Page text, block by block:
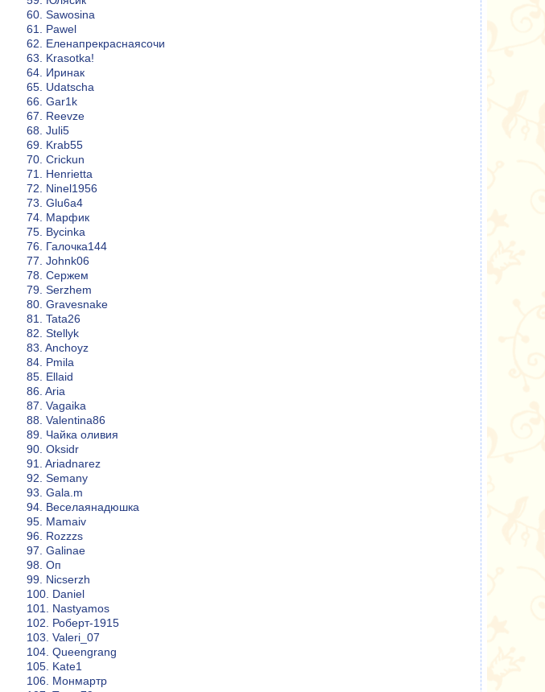
60. Sawosina
61. Pawel
62. Еленапрекраснаясочи
63. Krasotka!
64. Иринак
65. Udatscha
66. Gar1k
67. Reevze
68. Juli5
69. Krab55
70. Crickun
71. Henrietta
72. Ninel1956
73. Glu6a4
74. Марфик
75. Bycinka
76. Галочка144
77. Johnk06
78. Сержем
79. Serzhem
80. Gravesnake
81. Tata26
82. Stellyk
83. Anchoyz
84. Pmila
85. Ellaid
86. Aria
87. Vagaika
88. Valentina86
89. Чайка оливия
90. Oksidr
91. Ariadnarez
92. Semany
93. Gala.m
94. Веселаянадюшка
95. Mamaiv
96. Rozzzs
97. Galinae
98. Оп
99. Nicserzh
100. Daniel
101. Nastyamos
102. Роберт-1915
103. Valeri_07
104. Queengrang
105. Kate1
106. Монмартр